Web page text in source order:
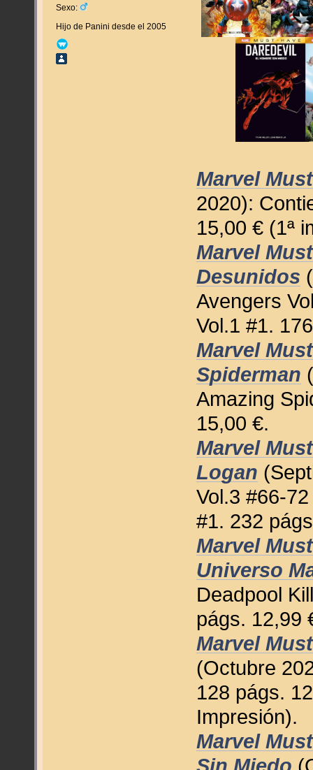
Sexo:
Hijo de Panini desde el 2005
Marvel
2020):
15,00 € (1ª
Marvel
Desunidos
Avengers
Vol.1 #1.
Marvel
Spiderman
Amazing
15,00 €.
Marvel
Logan
Vol.3 #66-
#1. 232
Marvel
Universo
Deadpool
págs. 12,99
Marvel
(Octubre
128 págs.
Impresión).
Marvel